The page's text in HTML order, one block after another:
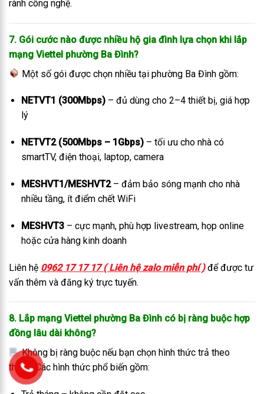
rành công nghệ.
7. Gói cước nào được nhiều hộ gia đình lựa chọn khi lắp
mạng Viettel phường Ba Đình?
Một số gói được chọn nhiều tại phường Ba Đình gồm:
NETVT1 (300Mbps)– đủ dùng cho 2–4 thiết bị, giá hợp
lý
NETVT2 (500Mbps – 1Gbps)– tối ưu cho nhà có
smartTV, điện thoại, laptop, camera
MESHVT1/MESHVT2– đảm bảo sóng mạnh cho nhà
nhiều tầng, ít điểm chết WiFi
MESHVT3– cực mạnh, phù hợp livestream, họp online
hoặc cửa hàng kinh doanh
Liên hệ 0962 17 17 17 ( Liên hệ zalo miễn phí )để được tư
vấn thêm và đăng ký trực tuyến.
8. Lắp mạng Viettel phường Ba Đình có bị ràng buộc hợp
đồng lâu dài không?
Không bị ràng buộc nếu bạn chọn hình thức trả theo
tháng. Các hình thức phổ biến gồm: